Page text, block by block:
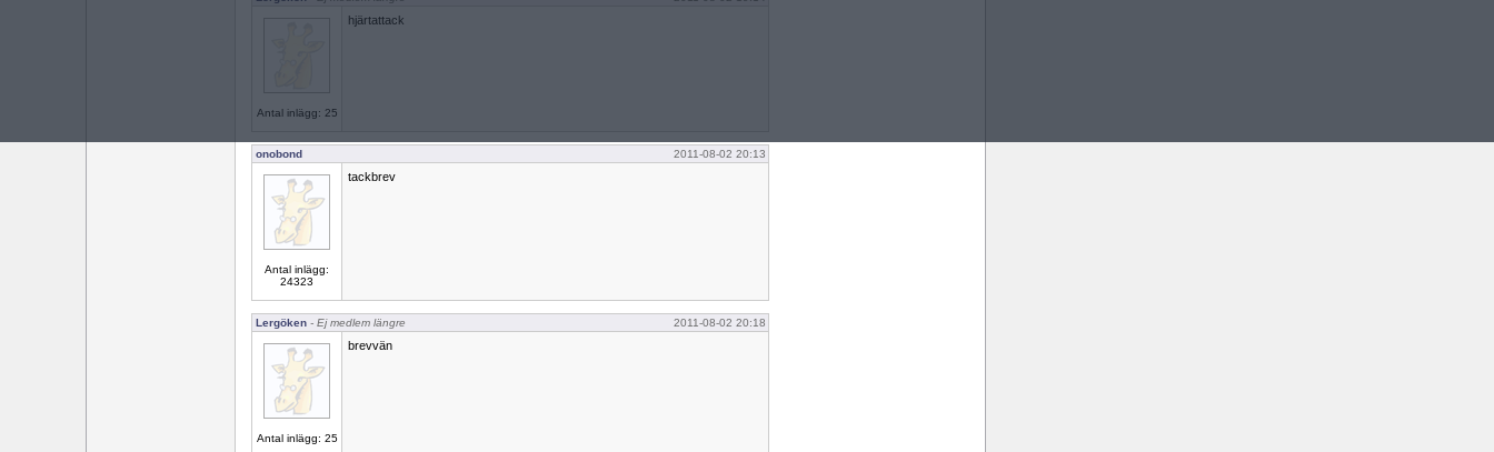
Antal inlägg: 25
hjärtattack
onobond 2011-08-02 20:13
Antal inlägg:
24323
tackbrev
Lergöken - Ej medlem längre 2011-08-02 20:18
Antal inlägg: 25
brevvän